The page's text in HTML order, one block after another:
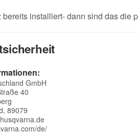
installiert- dann sind das die
GmbH
40
89079
de/